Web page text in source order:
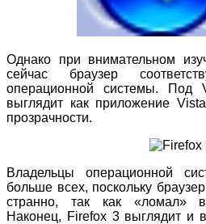
Однако при внимательном
сейчас браузер
операционной системы. Под
выглядит как приложение
прозрачности.
Владельцы операционной
больше всех, поскольку
странно, так как «ломал»
Наконец, Firefox 3 выглядит и